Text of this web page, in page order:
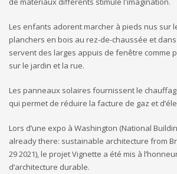
Les enfants adorent marcher à pieds nus sur
planchers en bois au rez-de-chaussée et
servent des larges appuis de fenêtre comme
sur le jardin et la rue.
Les panneaux solaires fournissent le
qui permet de réduire la facture de gaz et
Lors d’une expo à Washington (National
already there: sustainable architecture from
29 2021), le projet Vignette a été mis à
d’architecture durable.